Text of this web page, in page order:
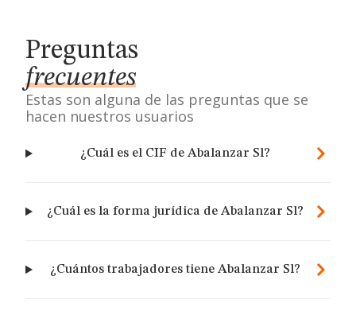
Preguntas
frecuentes
Estas son alguna de las preguntas que se
hacen nuestros usuarios
¿Cuál es el CIF de Abalanzar Sl?
¿Cuál es la forma jurídica de Abalanzar Sl?
¿Cuántos trabajadores tiene Abalanzar Sl?